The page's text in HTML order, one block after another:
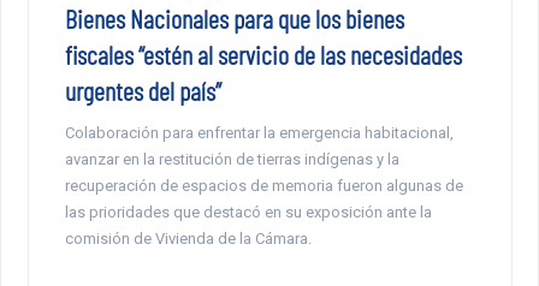
Bienes Nacionales para que los bienes
fiscales “estén al servicio de las necesidades
urgentes del país”
Colaboración para enfrentar la emergencia habitacional,
avanzar en la restitución de tierras indígenas y la
recuperación de espacios de memoria fueron algunas de
las prioridades que destacó en su exposición ante la
comisión de Vivienda de la Cámara.